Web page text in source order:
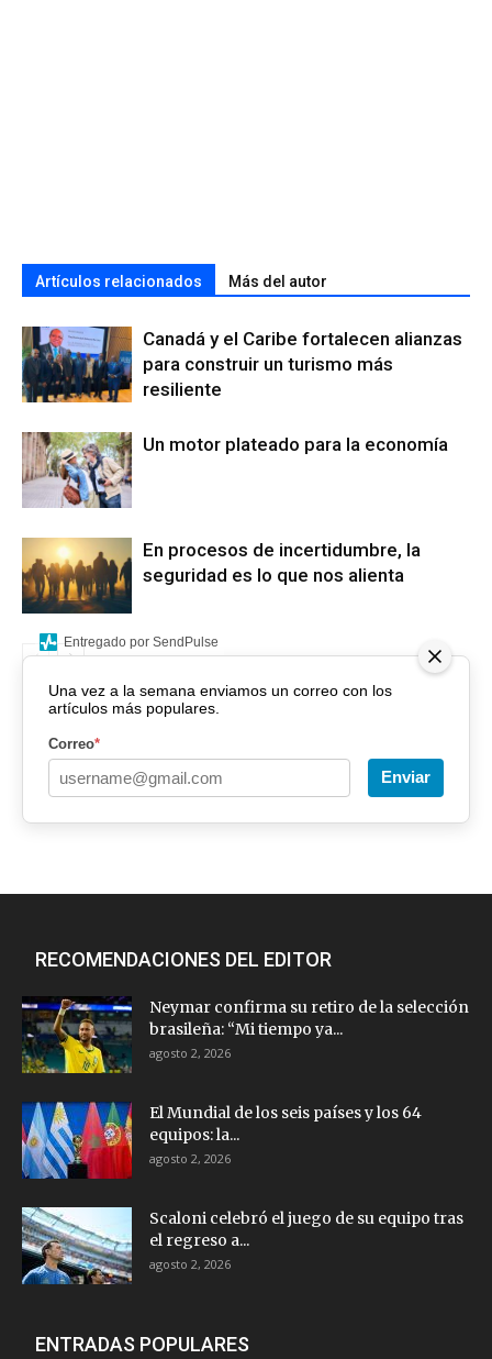
Artículos relacionados Más del autor
Canadá y el Caribe fortalecen alianzas
para construir un turismo más
resiliente
Un motor plateado para la economía
En procesos de incertidumbre, la
seguridad es lo que nos alienta
Una vez a la semana enviamos un correo con los
artículos más populares.
Correo*
Enviar
Entregado por SendPulse
RECOMENDACIONES DEL EDITOR
Neymar confirma su retiro de la selección
brasileña: “Mi tiempo ya...
agosto 2, 2026
El Mundial de los seis países y los 64
equipos: la...
agosto 2, 2026
Scaloni celebró el juego de su equipo tras
el regreso a...
agosto 2, 2026
ENTRADAS POPULARES